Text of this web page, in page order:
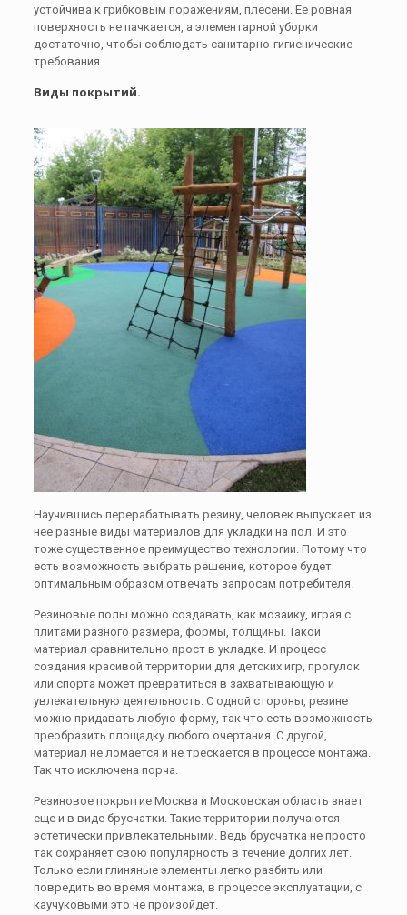
устойчива к грибковым поражениям, плесени. Ее ровная
поверхность не пачкается, а элементарной уборки
достаточно, чтобы соблюдать санитарно-гигиенические
требования.
Виды покрытий.
Научившись перерабатывать резину, человек выпускает из
нее разные виды материалов для укладки на пол. И это
тоже существенное преимущество технологии. Потому что
есть возможность выбрать решение, которое будет
оптимальным образом отвечать запросам потребителя.
Резиновые полы можно создавать, как мозаику, играя с
плитами разного размера, формы, толщины. Такой
материал сравнительно прост в укладке. И процесс
создания красивой территории для детских игр, прогулок
или спорта может превратиться в захватывающую и
увлекательную деятельность. С одной стороны, резине
можно придавать любую форму, так что есть возможность
преобразить площадку любого очертания. С другой,
материал не ломается и не трескается в процессе монтажа.
Так что исключена порча.
Резиновое покрытие Москва и Московская область знает
еще и в виде брусчатки. Такие территории получаются
эстетически привлекательными. Ведь брусчатка не просто
так сохраняет свою популярность в течение долгих лет.
Только если глиняные элементы легко разбить или
повредить во время монтажа, в процессе эксплуатации, с
каучуковыми это не произойдет.